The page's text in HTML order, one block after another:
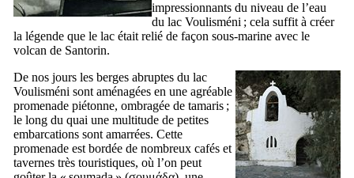
impressionnants du niveau de l’eau
du lac Voulisméni ; cela suffit à créer
la légende que le lac était relié de façon sous-marine avec le
volcan de Santorin.
De nos jours les berges abruptes du lac
Voulisméni sont aménagées en une agréable
promenade piétonne, ombragée de tamaris ;
le long du quai une multitude de petites
embarcations sont amarrées. Cette
promenade est bordée de nombreux cafés et
tavernes très touristiques, où l’on peut